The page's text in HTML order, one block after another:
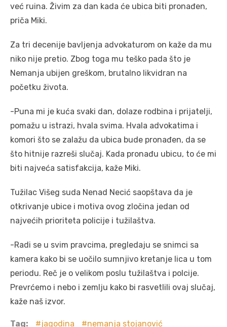
već ruina. Živim za dan kada će ubica biti pronađen,
priča Miki.
Za tri decenije bavljenja advokaturom on kaže da mu
niko nije pretio. Zbog toga mu teško pada što je
Nemanja ubijen greškom, brutalno likvidran na
početku života.
-Puna mi je kuća svaki dan, dolaze rodbina i prijatelji,
pomažu u istrazi, hvala svima. Hvala advokatima i
komori što se zalažu da ubica bude pronađen, da se
što hitnije razreši slučaj. Kada pronađu ubicu, to će mi
biti najveća satisfakcija, kaže Miki.
Tužilac Višeg suda Nenad Necić saopštava da je
otkrivanje ubice i motiva ovog zločina jedan od
najvećih prioriteta policije i tužilaštva.
-Radi se u svim pravcima, pregledaju se snimci sa
kamera kako bi se uočilo sumnjivo kretanje lica u tom
periodu. Reč je o velikom poslu tužilaštva i polcije.
Prevrćemo i nebo i zemlju kako bi rasvetlili ovaj slučaj,
kaže naš izvor.
Tag: jagodina
nemanja stojanović